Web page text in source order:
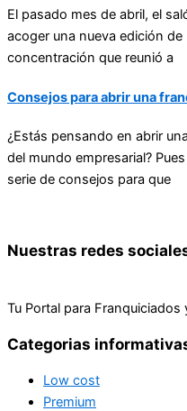
El pasado mes de abril, el
acoger una nueva edición
concentración que reunió a
Consejos para abrir una
¿Estás pensando en abrir
del mundo empresarial?
serie de consejos para que
Nuestras redes
Tu Portal para Franquiciados
Categorias
Low cost
Premium